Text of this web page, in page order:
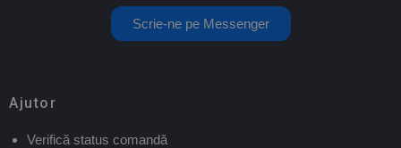
Scrie-ne pe Messenger
Ajutor
Verifică status comandă